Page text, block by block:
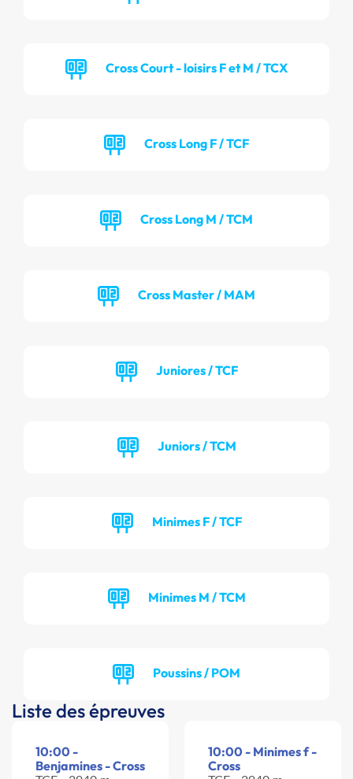
Cross Court - loisirs F et M / TCX
Cross Long F / TCF
Cross Long M / TCM
Cross Master / MAM
Juniores / TCF
Juniors / TCM
Minimes F / TCF
Minimes M / TCM
Poussins / POM
Liste des épreuves
10:00 -
Benjamines - Cross
10:00 - Minimes f -
Cross